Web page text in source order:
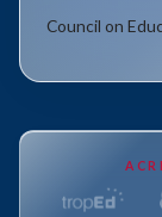
Council on